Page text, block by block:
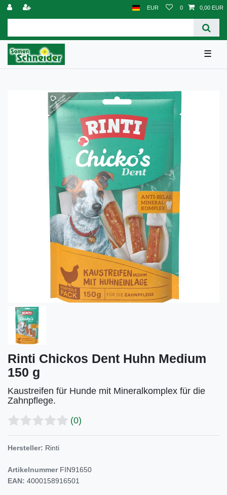
EUR 0 0,00 EUR
☰
Rinti Chickos Dent Huhn Medium
150 g
Kaustreifen für Hunde mit Mineralkomplex für die
Zahnpflege.
(0)
Hersteller: Rinti
Artikelnummer FIN91650
EAN: 4000158916501